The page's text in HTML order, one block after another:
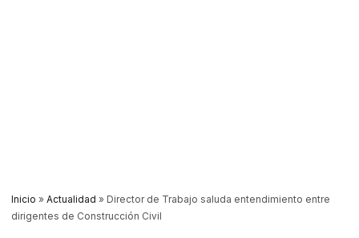
Inicio » Actualidad » Director de Trabajo saluda entendimiento entre
dirigentes de Construcción Civil